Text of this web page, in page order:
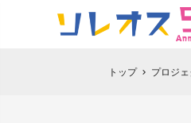
トップ chevron_right プロジ